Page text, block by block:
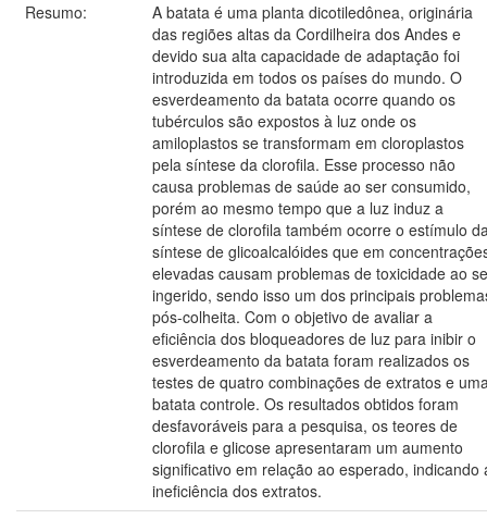
Resumo:
A batata é uma planta dicotiledônea, originária
das regiões altas da Cordilheira dos Andes e
devido sua alta capacidade de adaptação foi
introduzida em todos os países do mundo. O
esverdeamento da batata ocorre quando os
tubérculos são expostos à luz onde os
amiloplastos se transformam em cloroplastos
pela síntese da clorofila. Esse processo não
causa problemas de saúde ao ser consumido,
porém ao mesmo tempo que a luz induz a
síntese de clorofila também ocorre o estímulo
síntese de glicoalcalóides que em
elevadas causam problemas de toxicidade ao
ingerido, sendo isso um dos principais
pós-colheita. Com o objetivo de avaliar a
eficiência dos bloqueadores de luz para inibir o
esverdeamento da batata foram realizados os
testes de quatro combinações de extratos e
batata controle. Os resultados obtidos foram
desfavoráveis para a pesquisa, os teores de
clorofila e glicose apresentaram um aumento
significativo em relação ao esperado, indicando
ineficiência dos extratos.